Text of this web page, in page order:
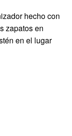
hecho con
zapatos en
en el lugar